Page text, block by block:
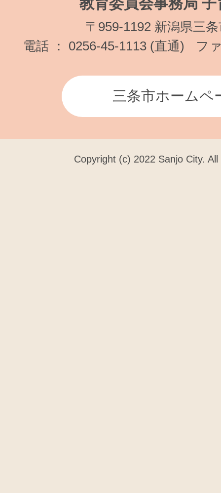
〒959-1192 新潟県三
電話 ： 0256-45-1113 (直通)
フ
三条市ホームペ
Copyright (c) 2022 Sanjo City.